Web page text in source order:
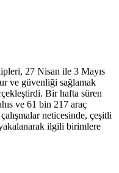
27 Nisan ile 3 Mayıs
ve güvenliği sağlamak
Bir hafta süren
ve 61 bin 217 araç
neticesinde, çeşitli
ilgili birimlere